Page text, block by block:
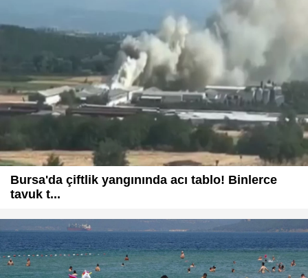
Bursa'da çiftlik yangınında acı tablo! Binlerce
tavuk t...